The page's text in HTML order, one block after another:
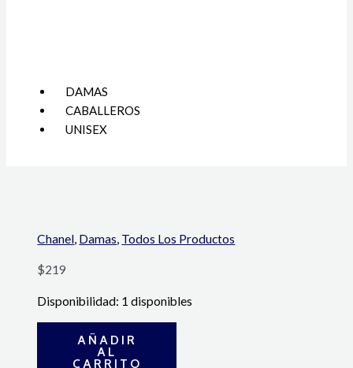
DAMAS
CABALLEROS
UNISEX
Chanel, Damas, Todos Los Productos
$219
Disponibilidad: 1 disponibles
AÑADIR
AL
CARRITO